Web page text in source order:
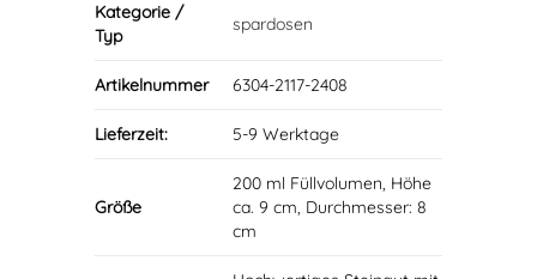
Kategorie /
Typ
spardosen
Artikelnummer 6304-2117-2408
Lieferzeit: 5-9 Werktage
Größe
200 ml Füllvolumen, Höhe
ca. 9 cm, Durchmesser: 8
cm